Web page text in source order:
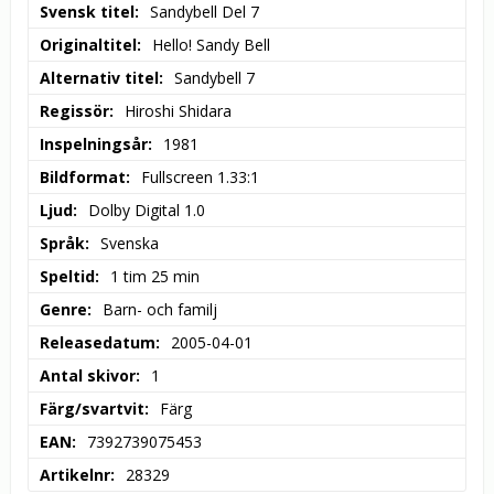
Svensk titel
Sandybell Del 7
Originaltitel
Hello! Sandy Bell
Alternativ titel
Sandybell 7
Regissör
Hiroshi Shidara
Inspelningsår
1981
Bildformat
Fullscreen 1.33:1
Ljud
Dolby Digital 1.0
Språk
Svenska
Speltid
1 tim 25 min
Genre
Barn- och familj
Releasedatum
2005-04-01
Antal skivor
1
Färg/svartvit
Färg
EAN
7392739075453
Artikelnr
28329